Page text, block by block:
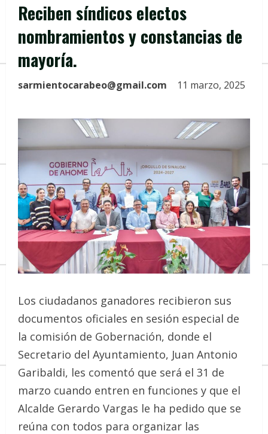
Reciben síndicos electos
nombramientos y constancias de
mayoría.
sarmientocarabeo@gmail.com 11 marzo, 2025
Los ciudadanos ganadores recibieron sus
documentos oficiales en sesión especial de
la comisión de Gobernación, donde el
Secretario del Ayuntamiento, Juan Antonio
Garibaldi, les comentó que será el 31 de
marzo cuando entren en funciones y que el
Alcalde Gerardo Vargas le ha pedido que se
reúna con todos para organizar las